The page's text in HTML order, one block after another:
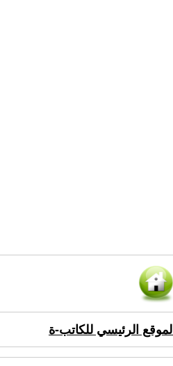
الموقع الرئيسي للكاتب-ة